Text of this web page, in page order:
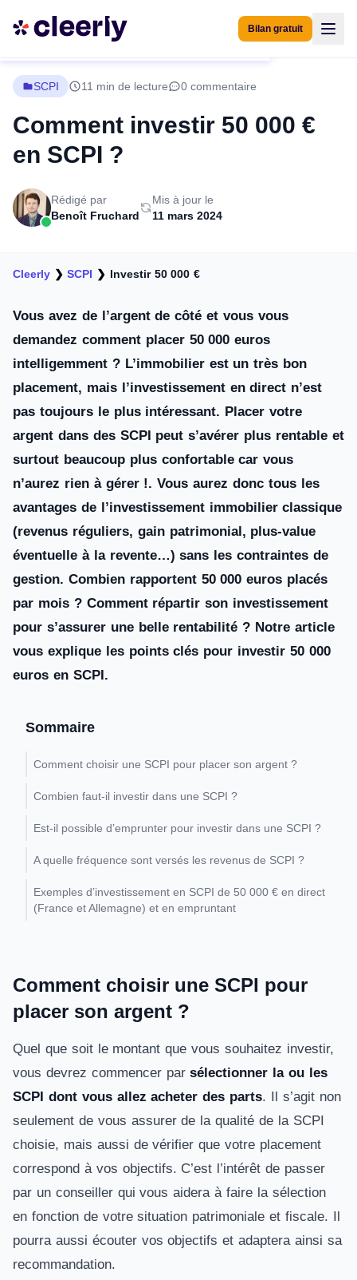
Bilan gratuit
SCPI 11 min de lecture 0 commentaire
Comment investir 50 000 €
en SCPI ?
Rédigé par
Benoît Fruchard
Mis à jour le
11 mars 2024
Cleerly ❯SCPI ❯ Investir 50 000 €
Vous avez de l’argent de côté et vous vous
demandez comment placer 50 000 euros
intelligemment ? L’immobilier est un très bon
placement, mais l’investissement en direct n’est
pas toujours le plus intéressant. Placer votre
argent dans des SCPI peut s’avérer plus rentable et
surtout beaucoup plus confortable car vous
n’aurez rien à gérer !. Vous aurez donc tous les
avantages de l’investissement immobilier classique
(revenus réguliers, gain patrimonial, plus-value
éventuelle à la revente…) sans les contraintes de
gestion. Combien rapportent 50 000 euros placés
par mois ? Comment répartir son investissement
pour s’assurer une belle rentabilité ? Notre article
vous explique les points clés pour investir 50 000
euros en SCPI.
Sommaire
Comment choisir une SCPI pour placer son argent ?
Combien faut-il investir dans une SCPI ?
Est-il possible d’emprunter pour investir dans une SCPI ?
A quelle fréquence sont versés les revenus de SCPI ?
Exemples d’investissement en SCPI de 50 000 € en direct
(France et Allemagne) et en empruntant
Comment choisir une SCPI pour
placer son argent ?
Quel que soit le montant que vous souhaitez investir,
vous devrez commencer parsélectionner la ou les
SCPI dont vous allez acheter des parts. Il s’agit non
seulement de vous assurer de la qualité de la SCPI
choisie, mais aussi de vérifier que votre placement
correspond à vos objectifs. C’est l’intérêt de passer
par un conseiller qui vous aidera à faire la sélection
en fonction de votre situation patrimoniale et fiscale. Il
pourra aussi écouter vos objectifs et adaptera ainsi sa
recommandation.